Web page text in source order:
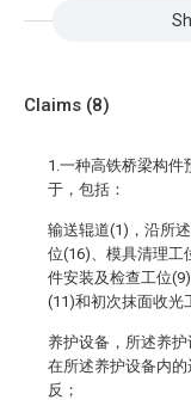
Claims (8)
1.一种高铁桥梁构
于，包括：
输送辊道(1)，沿所
位(16)、模具清理工
件安装及检查工位
(11)和初次抹面收光
养护设备，所述养
在所述养护设备内
反；